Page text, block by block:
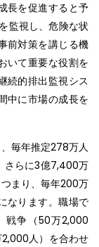
長を促進すると予
監視し、危険な状
前対策を講じる機
いて重要な役割を
続的排出監視シス
中に市場の成長を
毎年推定278万人
さらに3億7,400万
まり、毎年200万
なります。職場で
戦争（50万2,000
人）を合わせ